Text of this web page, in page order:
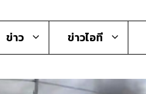
ข่าว ข่าวไอที